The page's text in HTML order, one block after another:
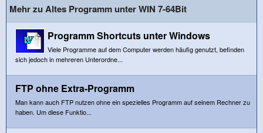
Mehr zu Altes Programm unter WIN 7-64Bit
Programm Shortcuts unter Windows
Viele Programme auf dem Computer werden häufig genutzt, befinden
sich jedoch in mehreren Unterordne...
FTP ohne Extra-Programm
Man kann auch FTP nutzen ohne ein spezielles Programm auf seinem Rechner zu
haben. Um diese Funktio...